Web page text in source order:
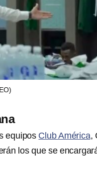
equipos Club América,
los que se